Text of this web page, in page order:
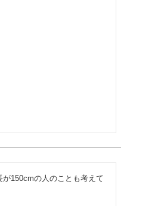
150cmの人のことも考えて